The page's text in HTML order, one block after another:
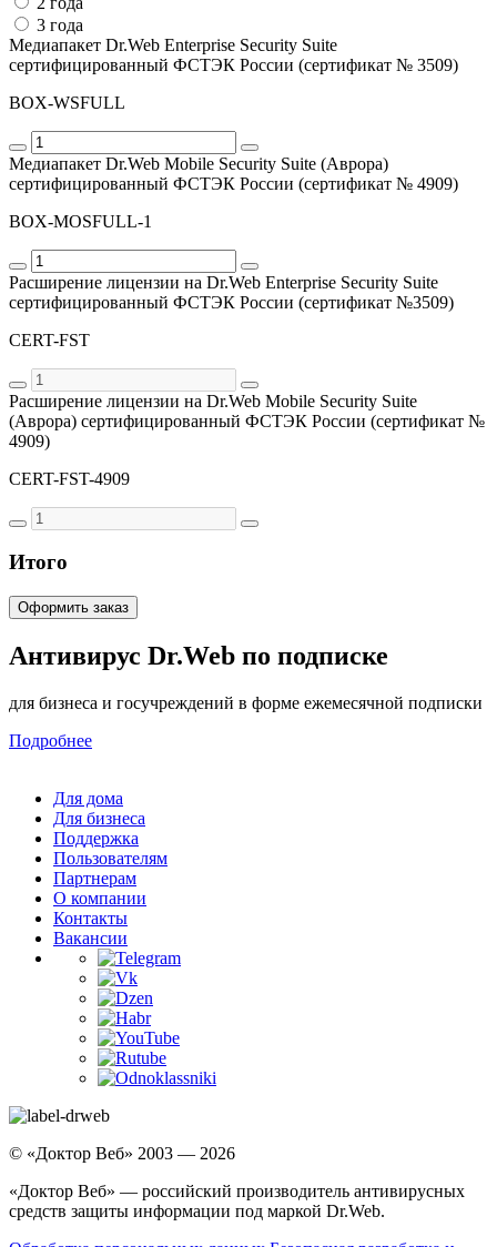
3 года
Медиапакет Dr.Web Enterprise Security Suite
сертифицированный ФСТЭК России (сертификат № 3509)
BOX-WSFULL
Медиапакет Dr.Web Mobile Security Suite (Аврора)
сертифицированный ФСТЭК России (сертификат № 4909)
BOX-MOSFULL-1
Расширение лицензии на Dr.Web Enterprise Security Suite
сертифицированный ФСТЭК России (сертификат №3509)
CERT-FST
Расширение лицензии на Dr.Web Mobile Security Suite
(Аврора) сертифицированный ФСТЭК России (сертификат №
4909)
CERT-FST-4909
Итого
Оформить заказ
Антивирус Dr.Web по подписке
для бизнеса и госучреждений в форме ежемесячной подписки
Подробнее
Для дома
Для бизнеса
Поддержка
Пользователям
Партнерам
О компании
Контакты
Вакансии
© «Доктор Веб» 2003 — 2026
«Доктор Веб» — российский производитель антивирусных
средств защиты информации под маркой Dr.Web.